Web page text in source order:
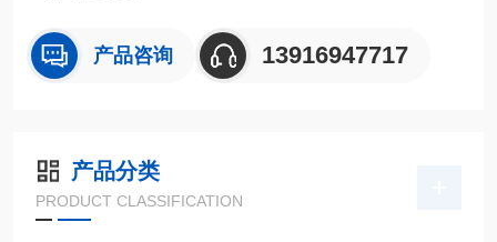
产品咨询 13916947717
产品分类
PRODUCT CLASSIFICATION